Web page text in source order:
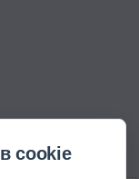
cookie